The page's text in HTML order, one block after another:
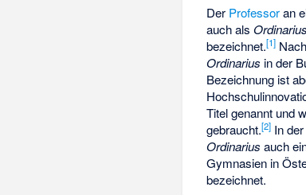
Der Professoran
auch alsOrdinarius
bezeichnet.[1]
Ordinarius in der
Bezeichnung ist
Titel genannt und
gebraucht.[2] In
Ordinarius auch
Gymnasien in
bezeichnet.